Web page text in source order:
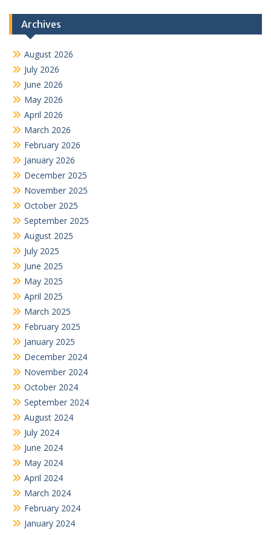
Archives
August 2026
July 2026
June 2026
May 2026
April 2026
March 2026
February 2026
January 2026
December 2025
November 2025
October 2025
September 2025
August 2025
July 2025
June 2025
May 2025
April 2025
March 2025
February 2025
January 2025
December 2024
November 2024
October 2024
September 2024
August 2024
July 2024
June 2024
May 2024
April 2024
March 2024
February 2024
January 2024